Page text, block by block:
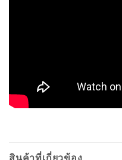
สินค้าที่เกี่ยวข้อง